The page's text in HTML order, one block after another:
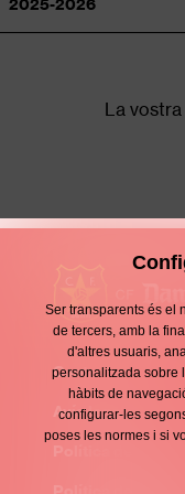
La
Enllaços
d'interès
Contacte
Footer
Avís legal
Política de
Ser transparents és el
de tercers, amb la
d'altres usuaris,
personalitzada sobre
hàbits de
configurar-les
poses les normes i si